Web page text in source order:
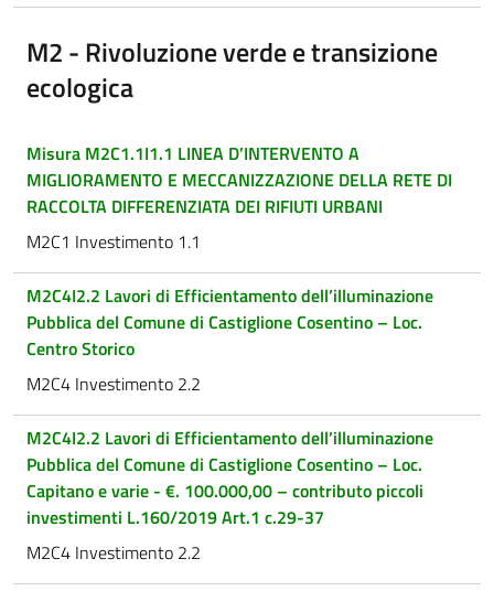
M2 - Rivoluzione verde e transizione
ecologica
Misura M2C1.1I1.1 LINEA D’INTERVENTO A
MIGLIORAMENTO E MECCANIZZAZIONE DELLA RETE DI
RACCOLTA DIFFERENZIATA DEI RIFIUTI URBANI
M2C1 Investimento 1.1
M2C4I2.2 Lavori di Efficientamento dell’illuminazione
Pubblica del Comune di Castiglione Cosentino – Loc.
Centro Storico
M2C4 Investimento 2.2
M2C4I2.2 Lavori di Efficientamento dell’illuminazione
Pubblica del Comune di Castiglione Cosentino – Loc.
Capitano e varie - €. 100.000,00 – contributo piccoli
investimenti L.160/2019 Art.1 c.29-37
M2C4 Investimento 2.2